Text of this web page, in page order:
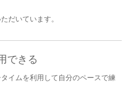
だいています。
できる
イムを利用して自分のペースで練